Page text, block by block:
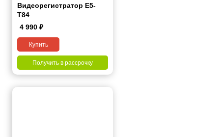
Видеорегистратор Е5-
Т84
4 990 ₽
Купить
Получить в рассрочку